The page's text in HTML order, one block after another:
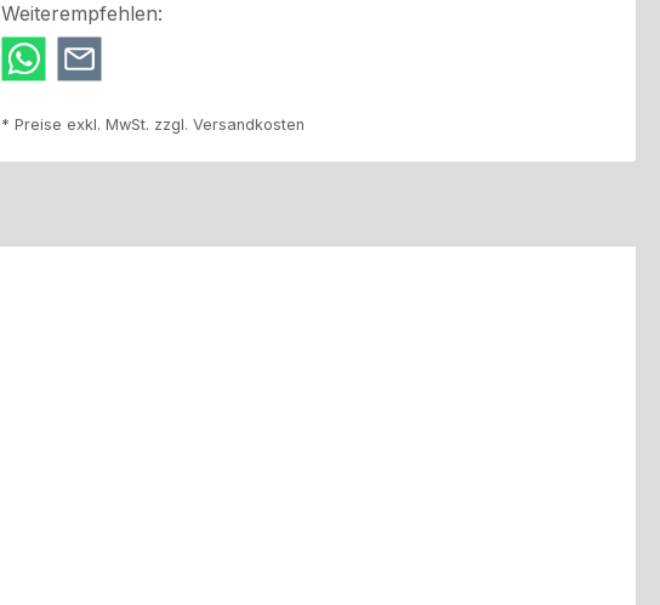
Weiterempfehlen:
* Preise exkl. MwSt. zzgl. Versandkosten